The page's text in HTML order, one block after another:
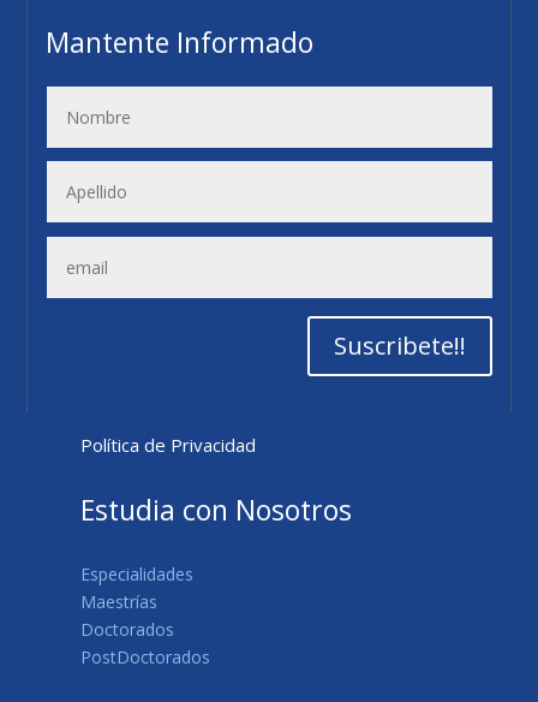
Mantente Informado
Suscribete!!
Política de Privacidad
Estudia con Nosotros
Especialidades
Maestrías
Doctorados
PostDoctorados